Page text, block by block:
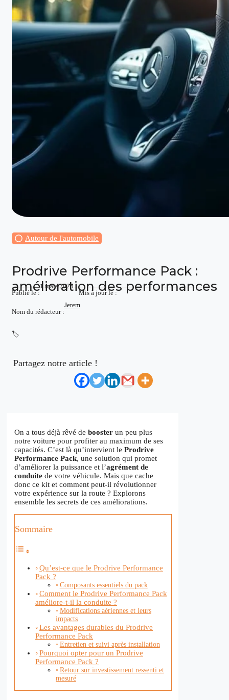
Autour de l'automobile
Prodrive Performance Pack :
amélioration des performances
Publié le :
1 mars 2025
Mis à jour le :
Nom du rédacteur :
Jerem
🏷️
Partagez notre article !
On a tous déjà rêvé de booster un peu plus
notre voiture pour profiter au maximum de ses
capacités. C’est là qu’intervient le Prodrive
Performance Pack, une solution qui promet
d’améliorer la puissance et l’agrément de
conduite de votre véhicule. Mais que cache
donc ce kit et comment peut-il révolutionner
votre expérience sur la route ? Explorons
ensemble les secrets de ces améliorations.
Sommaire
Qu’est-ce que le Prodrive Performance
Pack ?
Composants essentiels du pack
Comment le Prodrive Performance Pack
améliore-t-il la conduite ?
Modifications aériennes et leurs
impacts
Les avantages durables du Prodrive
Performance Pack
Entretien et suivi après installation
Pourquoi opter pour un Prodrive
Performance Pack ?
Retour sur investissement ressenti et
mesuré